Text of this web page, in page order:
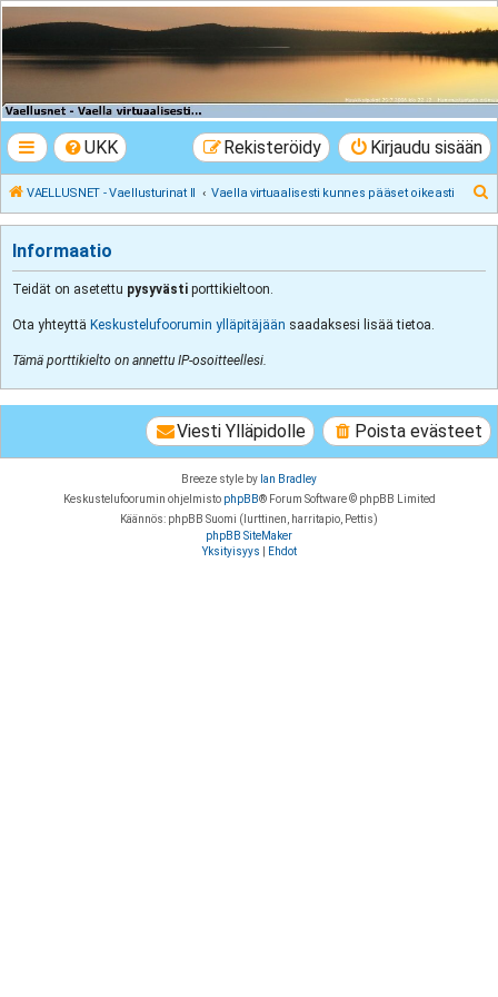
VAELLUSNET -
Vaellusturinat II
UKK Kirjaudu sisään
Rekisteröidy
VAELLUSNET - Vaellusturinat II Vaella virtuaalisesti kunnes pääset oikeasti
Informaatio
Teidät on asetettu pysyvästi porttikieltoon.
Ota yhteyttä Keskustelufoorumin ylläpitäjään saadaksesi lisää tietoa.
Tämä porttikielto on annettu IP-osoitteellesi.
Poista evästeet
Viesti Ylläpidolle
Breeze style by Ian Bradley
Keskustelufoorumin ohjelmisto phpBB® Forum Software © phpBB Limited
Käännös: phpBB Suomi (lurttinen, harritapio, Pettis)
phpBB SiteMaker
Yksityisyys
Ehdot